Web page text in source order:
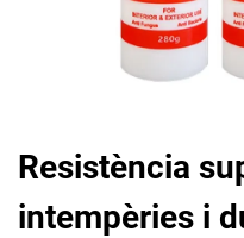
Resistència
intempèries i